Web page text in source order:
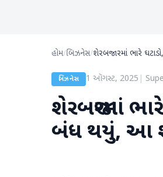
હોમ/બિઝનેસ/શેરબજારમાં ભારે
બિઝનેસ 1 ઑગસ્ટ, 2025
શેરબજારમાં
બંધ થયું, આ